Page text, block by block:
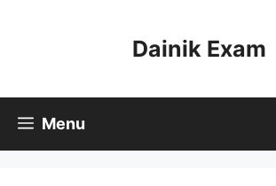
Dainik Exam
Menu